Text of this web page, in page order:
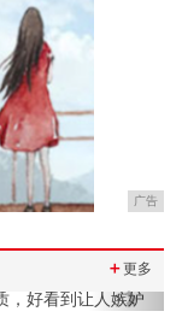
广告
＋更多
Next